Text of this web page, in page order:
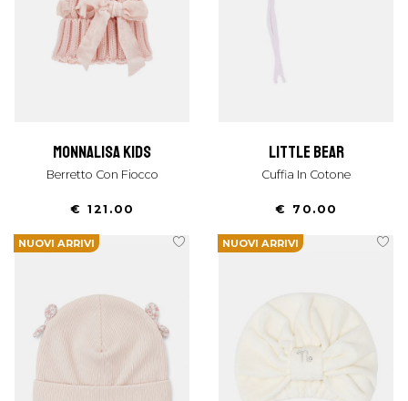
monnalisa kids
Berretto Con Fiocco
€ 121.00
little bear
Cuffia In Cotone
€ 70.00
NUOVI ARRIVI NUOVI ARRIVI